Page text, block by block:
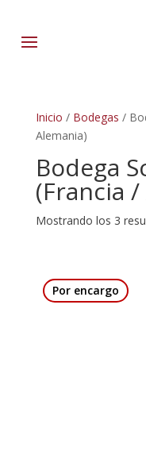
Inicio / Bodegas /
Alemania)
Bodega
(Francia
Mostrando los 3
Por encargo